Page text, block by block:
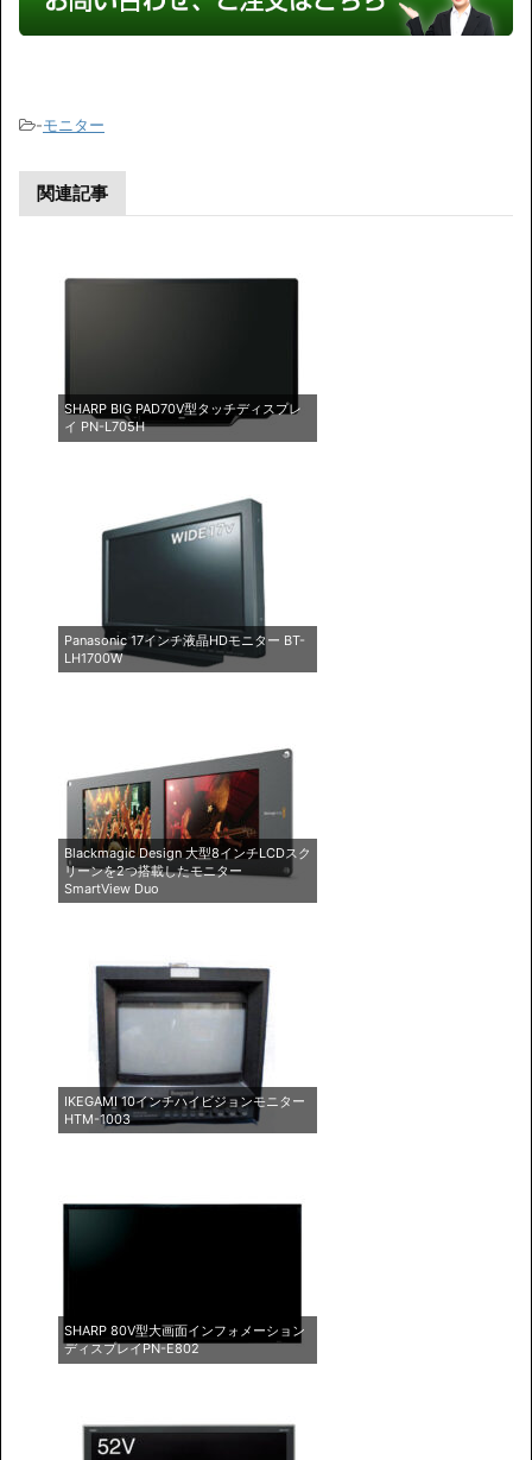
-モニター
関連記事
SHARP BIG PAD70V型タッチディスプレ
イ PN-L705H
Panasonic 17インチ液晶HDモニター BT-
LH1700W
Blackmagic Design 大型8インチLCDスク
リーンを2つ搭載したモニター
SmartView Duo
IKEGAMI 10インチハイビジョンモニター
HTM-1003
SHARP 80V型大画面インフォメーション
ディスプレイPN-E802